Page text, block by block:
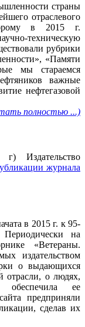
страны
отраслевого
в 2015 г.
техническую
рубрики
«Памяти
мы стараемся
важные
нефтегазовой
полностью ...)
Издательство
журнала
в 2015 г. к 95-
на
«Ветераны.
издательством
о выдающихся
отрасли, о людях,
обеспечила ее
предприняли
сделав их